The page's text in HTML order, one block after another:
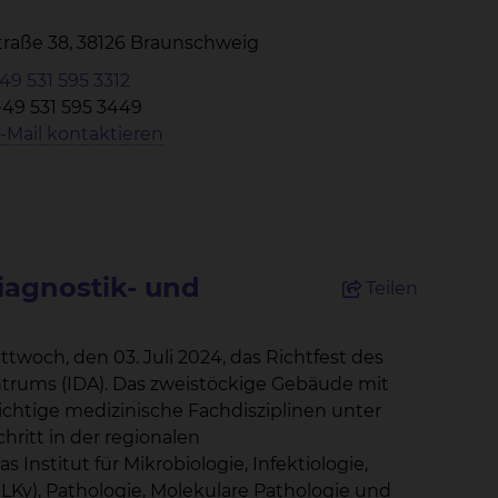
38, 38126 Braunschweig
531 595 3312
531 595 3449
Mail kontaktieren
und
Teilen
das Richtfest des
Gebäude mit
medizinische Fachdisziplinen unter
in der regionalen
Institut für Mikrobiologie, Infektiologie,
Pathologie, Molekulare Pathologie und